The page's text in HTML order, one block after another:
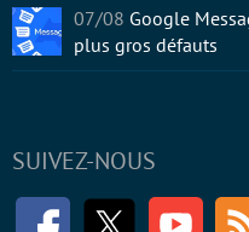
SUIVEZ-NOUS
FacebookTwitter
07/08 Google
plus gros défauts